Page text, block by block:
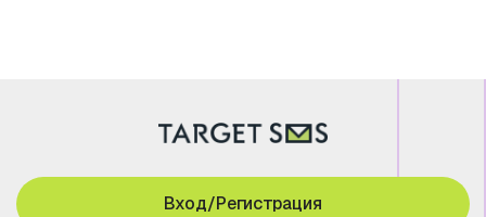
Вход/Регистрация